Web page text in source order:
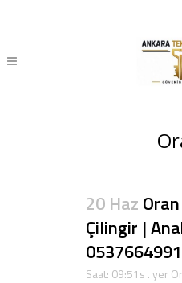
20 Haz
Çilingir |
Saat: 09:51s . yer